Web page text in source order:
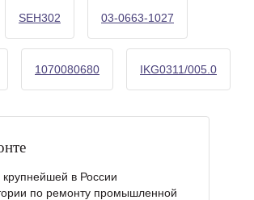
SEH302 03-0663-1027
1070080680 IKG0311/005.0
в России
по ремонту промышленной